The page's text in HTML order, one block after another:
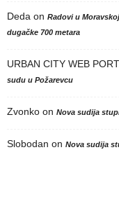
Deda on Radovi u
dugačke 700 metara
URBAN CITY WEB
sudu u Požarevcu
Zvonko on Nova sudija
Slobodan on Nova sudija